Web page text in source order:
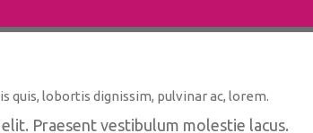
quis, lobortis dignissim, pulvinar ac, lorem.
Praesent vestibulum molestie lacus.